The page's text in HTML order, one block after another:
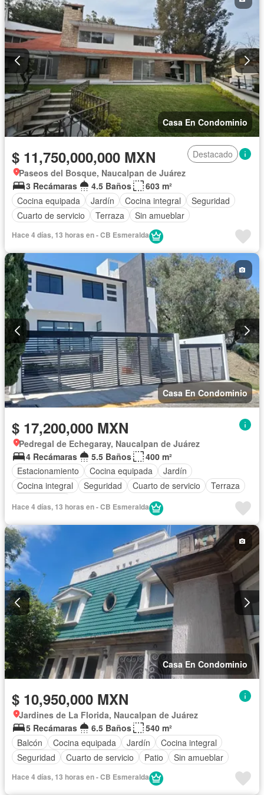
Casa En Condominio
$ 11,750,000,000 MXN
Destacado
Paseos del Bosque, Naucalpan de Juárez
3 Recámaras
4.5 Baños
603 m²
Cocina equipada
Jardín Cocina integral
Seguridad
Cuarto de servicio
Terraza Sin amueblar
Hace 4 días, 13 horas en - CB Esmeralda
Casa En Condominio
$ 17,200,000 MXN
Pedregal de Echegaray, Naucalpan de Juárez
4 Recámaras
5.5 Baños
400 m²
Estacionamiento
Cocina equipada
Jardín
Cocina integral
Seguridad Cuarto de servicio
Terraza
Hace 4 días, 13 horas en - CB Esmeralda
Casa En Condominio
$ 10,950,000 MXN
Jardines de La Florida, Naucalpan de Juárez
5 Recámaras
6.5 Baños
540 m²
Balcón
Cocina equipada Jardín
Cocina integral
Seguridad
Cuarto de servicio Patio Sin amueblar
Hace 4 días, 13 horas en - CB Esmeralda